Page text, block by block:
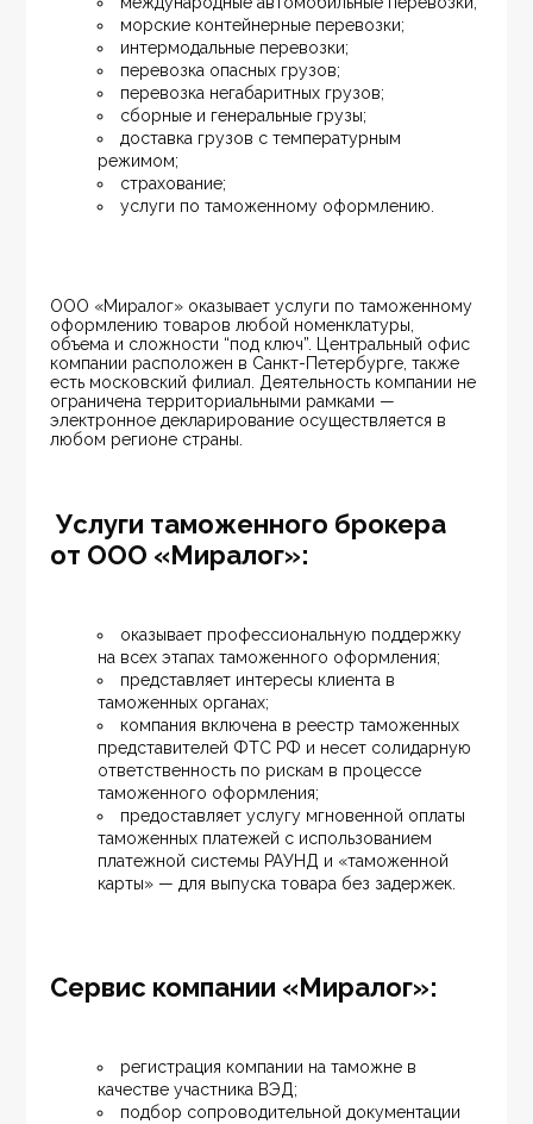
морские контейнерные перевозки;
интермодальные перевозки;
перевозка опасных грузов;
перевозка негабаритных грузов;
сборные и генеральные грузы;
доставка грузов с температурным
режимом;
страхование;
услуги по таможенному оформлению.
ООО «Миралог» оказывает услуги по таможенному
оформлению товаров любой номенклатуры,
объема и сложности “под ключ”. Центральный офис
компании расположен в Санкт-Петербурге, также
есть московский филиал. Деятельность компании не
ограничена территориальными рамками —
электронное декларирование осуществляется в
любом регионе страны.
Услуги таможенного брокера
от ООО «Миралог»:
оказывает профессиональную поддержку
на всех этапах таможенного оформления;
представляет интересы клиента в
таможенных органах;
компания включена в реестр таможенных
представителей ФТС РФ и несет солидарную
ответственность по рискам в процессе
таможенного оформления;
предоставляет услугу мгновенной оплаты
таможенных платежей с использованием
платежной системы РАУНД и «таможенной
карты» — для выпуска товара без задержек.
Сервис компании «Миралог»:
регистрация компании на таможне в
качестве участника ВЭД;
подбор сопроводительной документации